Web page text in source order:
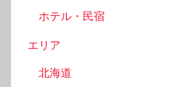
ホテル・民宿
エリア
北海道